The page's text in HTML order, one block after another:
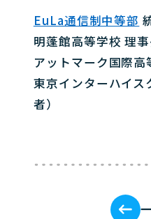
EuLa通信制中等部
明蓬館高等学校 理
アットマーク国際
東京インターハイス
者）